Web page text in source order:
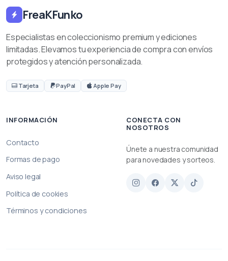
FreaKFunko
Especialistas en coleccionismo premium y ediciones
limitadas. Elevamos tu experiencia de compra con envíos
protegidos y atención personalizada.
Tarjeta PayPal Apple Pay
INFORMACIÓN
Contacto
Formas de pago
Aviso legal
Política de cookies
Términos y condiciones
CONECTA CON
NOSOTROS
Únete a nuestra comunidad
para novedades y sorteos.